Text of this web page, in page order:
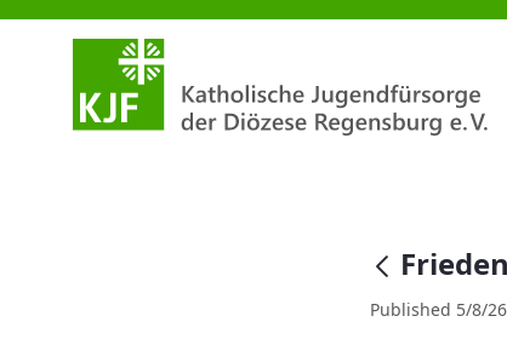
Frieden und Gerechtigkeit
null
Published 5/8/26